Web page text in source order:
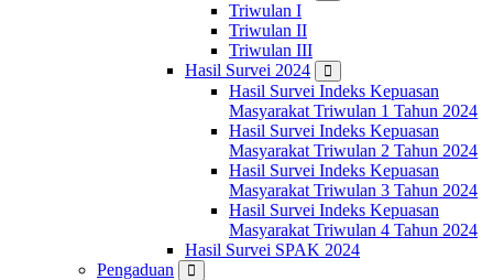
Triwulan I
Triwulan II
Triwulan III
Hasil Survei 2024
Hasil Survei Indeks Kepuasan
Masyarakat Triwulan 1 Tahun 2024
Hasil Survei Indeks Kepuasan
Masyarakat Triwulan 2 Tahun 2024
Hasil Survei Indeks Kepuasan
Masyarakat Triwulan 3 Tahun 2024
Hasil Survei Indeks Kepuasan
Masyarakat Triwulan 4 Tahun 2024
Hasil Survei SPAK 2024
Pengaduan